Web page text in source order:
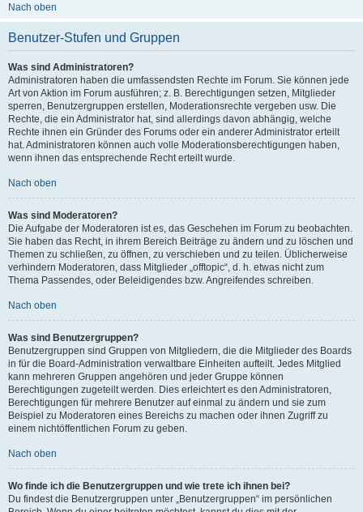
Nach oben
Benutzer-Stufen und Gruppen
Was sind Administratoren?
Administratoren haben die umfassendsten Rechte im Forum. Sie können jede
Art von Aktion im Forum ausführen; z. B. Berechtigungen setzen, Mitglieder
sperren, Benutzergruppen erstellen, Moderationsrechte vergeben usw. Die
Rechte, die ein Administrator hat, sind allerdings davon abhängig, welche
Rechte ihnen ein Gründer des Forums oder ein anderer Administrator erteilt
hat. Administratoren können auch volle Moderationsberechtigungen haben,
wenn ihnen das entsprechende Recht erteilt wurde.
Nach oben
Was sind Moderatoren?
Die Aufgabe der Moderatoren ist es, das Geschehen im Forum zu beobachten.
Sie haben das Recht, in ihrem Bereich Beiträge zu ändern und zu löschen und
Themen zu schließen, zu öffnen, zu verschieben und zu teilen. Üblicherweise
verhindern Moderatoren, dass Mitglieder „offtopic“, d. h. etwas nicht zum
Thema Passendes, oder Beleidigendes bzw. Angreifendes schreiben.
Nach oben
Was sind Benutzergruppen?
Benutzergruppen sind Gruppen von Mitgliedern, die die Mitglieder des Boards
in für die Board-Administration verwaltbare Einheiten aufteilt. Jedes Mitglied
kann mehreren Gruppen angehören und jeder Gruppe können
Berechtigungen zugeteilt werden. Dies erleichtert es den Administratoren,
Berechtigungen für mehrere Benutzer auf einmal zu ändern und sie zum
Beispiel zu Moderatoren eines Bereichs zu machen oder ihnen Zugriff zu
einem nichtöffentlichen Forum zu geben.
Nach oben
Wo finde ich die Benutzergruppen und wie trete ich ihnen bei?
Du findest die Benutzergruppen unter „Benutzergruppen“ im persönlichen